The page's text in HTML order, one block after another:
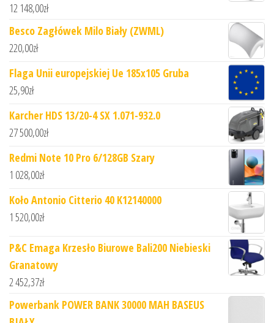
12 148,00zł
Besco Zagłówek Milo Biały (ZWML)
220,00zł
Flaga Unii europejskiej Ue 185x105 Gruba
25,90zł
Karcher HDS 13/20-4 SX 1.071-932.0
27 500,00zł
Redmi Note 10 Pro 6/128GB Szary
1 028,00zł
Koło Antonio Citterio 40 K12140000
1 520,00zł
P&C Emaga Krzesło Biurowe Bali200 Niebieski
Granatowy
2 452,37zł
Powerbank POWER BANK 30000 MAH BASEUS